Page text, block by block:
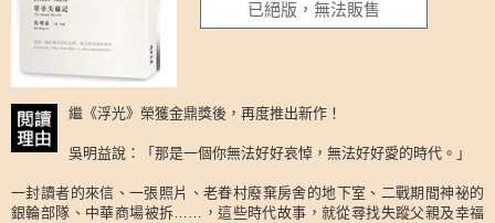
已絕版，無法販售
繼《浮光》榮獲金鼎獎後，再度推出新作！
吳明益說：「那是一個你無法好好哀悼，無法好好愛的時代。」
一封讀者的來信、一張照片、老眷村廢棄房舍的地下室、二戰期間神祕的
銀輪部隊、中華商場被拆……，這些時代故事，就從尋找失蹤父親及幸福